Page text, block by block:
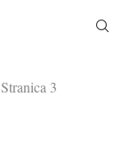
Stranica 3